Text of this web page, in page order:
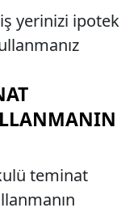
yerinizi ipotek
teminat